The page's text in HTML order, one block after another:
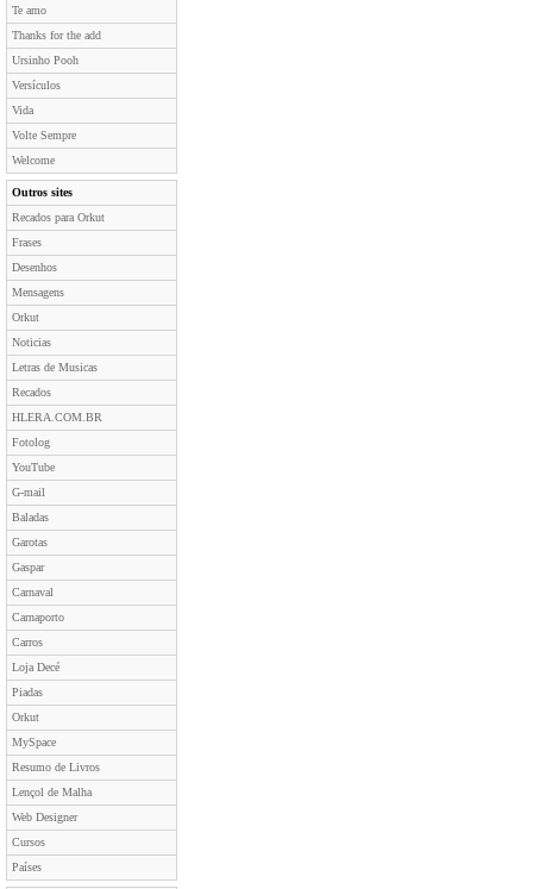
Te amo
Thanks for the add
Ursinho Pooh
Versículos
Vida
Volte Sempre
Welcome
Outros sites
Recados para Orkut
Frases
Desenhos
Mensagens
Orkut
Noticias
Letras de Musicas
Recados
HLERA.COM.BR
Fotolog
YouTube
G-mail
Baladas
Garotas
Gaspar
Carnaval
Carnaporto
Carros
Loja Decé
Piadas
Orkut
MySpace
Resumo de Livros
Lençol de Malha
Web Designer
Cursos
Países